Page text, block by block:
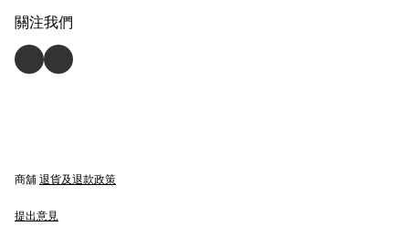
關注我們
商舖 退貨及退款政策
提出意見